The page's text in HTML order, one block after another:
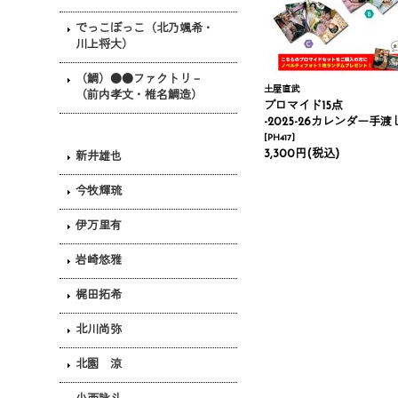
でっこぼっこ（北乃颯希・
川上将大）
（鯛）●●ファクトリ－
（前内孝文・椎名鯛造）
新井雄也
今牧輝琉
伊万里有
岩崎悠雅
梶田拓希
北川尚弥
北園 涼
土屋直武
ブロマイド15点
-2025-26カレンダー手渡し
[PH417]
3,300円 (税込)